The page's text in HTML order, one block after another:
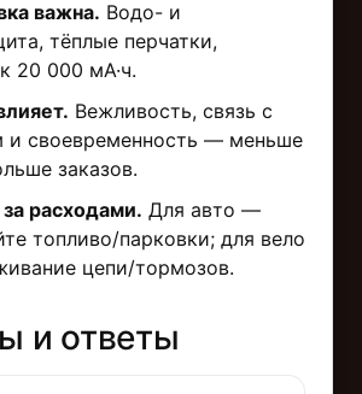
важна. Водо- и
тёплые перчатки,
20 000 мА·ч.
Вежливость, связь с
и своевременность — меньше
заказов.
расходами. Для авто —
топливо/парковки; для вело
цепи/тормозов.
и ответы